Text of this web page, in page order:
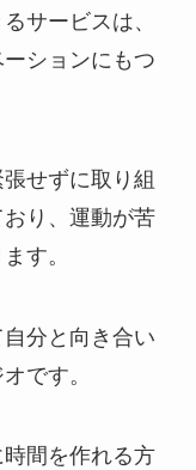
サービスは、
ションにもつ
せずに取り組
り、運動が苦
す。
分と向き合い
です。
間を作れる方